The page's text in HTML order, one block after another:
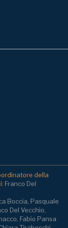
della
Franco Del
Boccia, Pasquale
Del Vecchio,
Fabio Pansa